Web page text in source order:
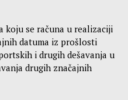
koju se računa u realizaciji
datuma iz prošlosti
i drugih dešavanja u
drugih značajnih